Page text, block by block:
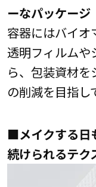
ーなパッケージ
容器にはバイオ
透明フィルム
ら、包装資材
の削減を目指し
■メイクする日
続けられるテク